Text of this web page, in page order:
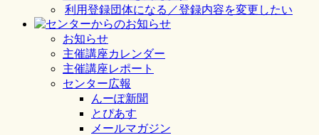
利用登録団体になる／登録内容を変更したい
お知らせ
主催講座カレンダー
主催講座レポート
センター広報
んーぽ新聞
とぴあす
メールマガジン